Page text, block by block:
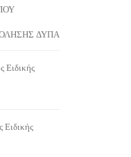
ΔΥΠΑ
Ειδικής
Ειδικής